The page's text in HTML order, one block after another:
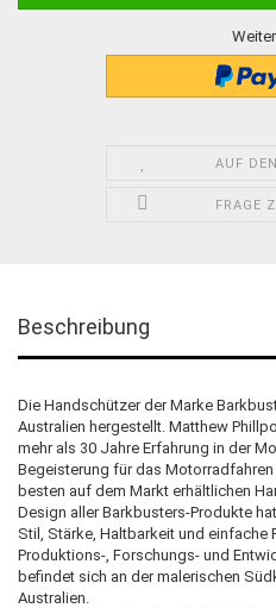
AUF
FRAGE
Beschreibung
Die Handschützer der Marke
Australien hergestellt. Matthew
mehr als 30 Jahre Erfahrung in der
Begeisterung für das
besten auf dem Markt erhältlichen
Design aller Barkbusters-Produkte
Stil, Stärke, Haltbarkeit und einfache
Produktions-, Forschungs- und
befindet sich an der malerischen
Australien.